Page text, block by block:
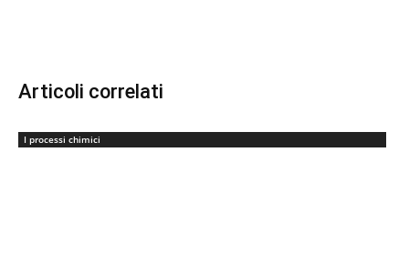
Articoli correlati
I processi chimici